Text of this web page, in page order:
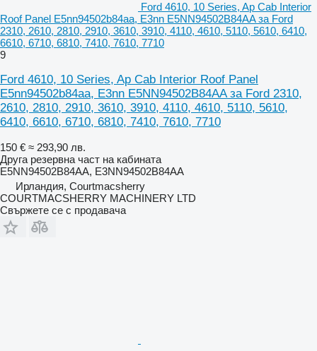
Ford 4610, 10 Series, Ap Cab Interior
Roof Panel E5nn94502b84aa, E3nn E5NN94502B84AA за Ford
2310, 2610, 2810, 2910, 3610, 3910, 4110, 4610, 5110, 5610, 6410,
6610, 6710, 6810, 7410, 7610, 7710
9
Ford 4610, 10 Series, Ap Cab Interior Roof Panel
E5nn94502b84aa, E3nn E5NN94502B84AA за Ford 2310,
2610, 2810, 2910, 3610, 3910, 4110, 4610, 5110, 5610,
6410, 6610, 6710, 6810, 7410, 7610, 7710
150 € ≈ 293,90 лв.
Друга резервна част на кабината
E5NN94502B84AA, E3NN94502B84AA
Ирландия, Courtmacsherry
COURTMACSHERRY MACHINERY LTD
Свържете се с продавача